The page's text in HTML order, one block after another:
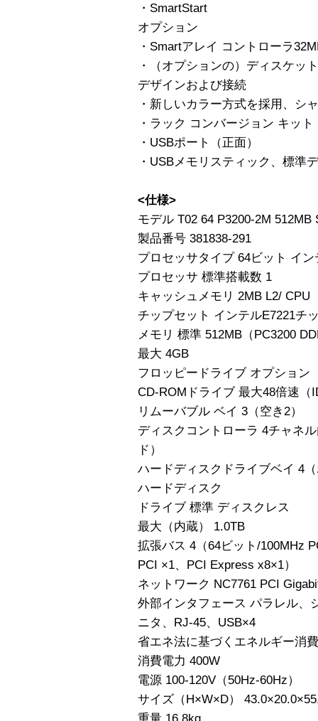
・SmartStart
オプション
・Smartアレイ コントローラ
・（オプションの）ディスケッ
デザインおよび接続
・新しいカラー方式を採用、シ
・ラック コンバージョン キット
・USBポート（正面）
・USBメモリスティック、標準
<仕様>
モデル T02 64 P3200-2M 512MB
製品番号 381838-291
プロセッサタイプ 64ビット イ
プロセッサ 標準搭載数 1
キャッシュメモリ 2MB L2/ CPU
チップセット インテルE7221チ
メモリ 標準 512MB（PC3200
最大 4GB
フロッピードライブ オプション
CD-ROMドライブ 最大48倍速（
リムーバブル ベイ 3（空き2）
ディスクコントローラ 4チャネ
ド）
ハードディスクドライブベイ 4
ハードディスク
ドライブ 標準 ディスクレス
最大（内蔵） 1.0TB
拡張バス 4（64ビット/100MHz
PCI ×1、PCI Express x8×1）
ネットワーク NC7761 PCI
外部インタフェース パラレル、
ニタ、RJ-45、USB×4
省エネ法に基づくエネルギー消
消費電力 400W
電源 100-120V（50Hz-60Hz）
サイズ（H×W×D）